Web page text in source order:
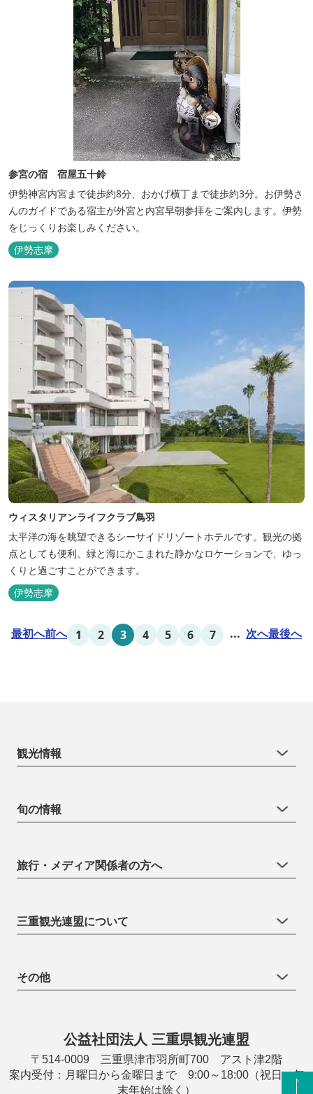
参宮の宿 宿屋五十鈴
伊勢神宮内宮まで徒歩約8分、おかげ横丁まで徒歩約3分。お伊勢さ
んのガイドである宿主が外宮と内宮早朝参拝をご案内します。伊勢
をじっくりお楽しみください。
伊勢志摩
ウィスタリアンライフクラブ鳥羽
太平洋の海を眺望できるシーサイドリゾートホテルです。観光の拠
点としても便利。緑と海にかこまれた静かなロケーションで、ゆっ
くりと過ごすことができます。
伊勢志摩
最初へ前へ 1 2 3 4 5 6 7 ... 次へ最後へ
観光情報
旬の情報
旅行・メディア関係者の方へ
三重観光連盟について
その他
公益社団法人 三重県観光連盟
〒514-0009 三重県津市羽所町700 アスト津2階
案内受付：月曜日から金曜日まで 9:00～18:00（祝日・年
末年始は除く）